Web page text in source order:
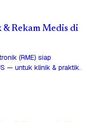
Rekam Medis di
(RME) siap
— untuk klinik & praktik.